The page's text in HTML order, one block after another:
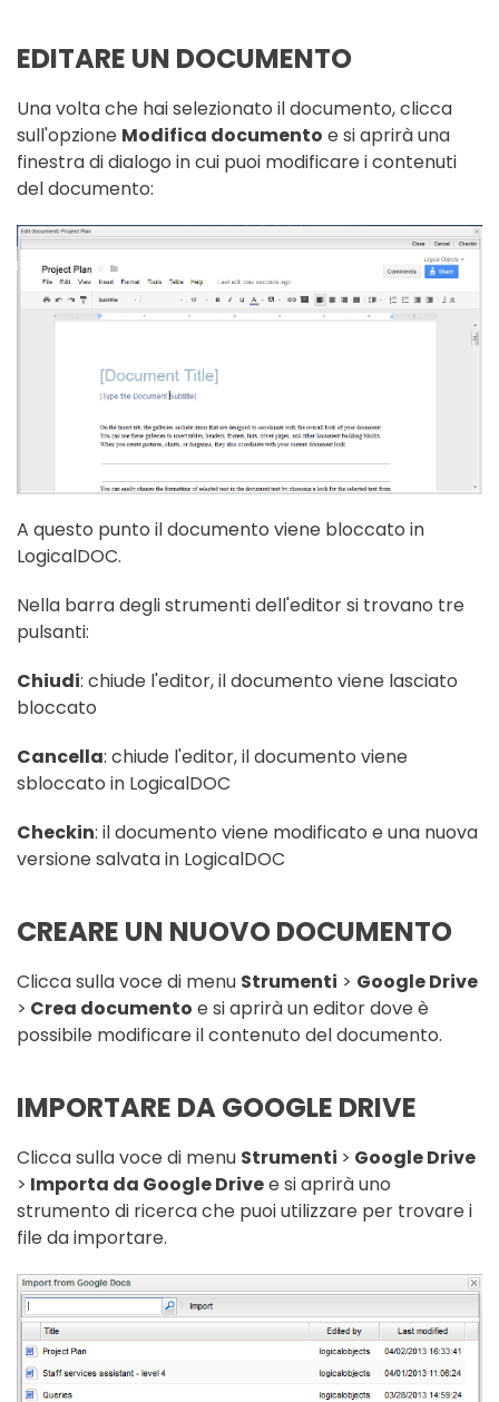
EDITARE UN DOCUMENTO
Una volta che hai selezionato il documento, clicca
sull'opzione Modifica documento e si aprirà una
finestra di dialogo in cui puoi modificare i contenuti
del documento:
A questo punto il documento viene bloccato in
LogicalDOC.
Nella barra degli strumenti dell'editor si trovano tre
pulsanti:
Chiudi: chiude l'editor, il documento viene lasciato
bloccato
Cancella: chiude l'editor, il documento viene
sbloccato in LogicalDOC
Checkin: il documento viene modificato e una nuova
versione salvata in LogicalDOC
CREARE UN NUOVO DOCUMENTO
Clicca sulla voce di menu Strumenti > Google Drive
> Crea documento e si aprirà un editor dove è
possibile modificare il contenuto del documento.
IMPORTARE DA GOOGLE DRIVE
Clicca sulla voce di menu Strumenti > Google Drive
> Importa da Google Drivee si aprirà uno
strumento di ricerca che puoi utilizzare per trovare i
file da importare.